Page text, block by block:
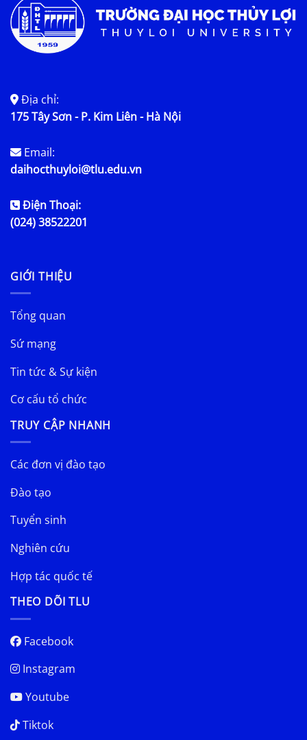
Địa chỉ:
175 Tây Sơn - P. Kim Liên - Hà Nội
Email:
daihocthuyloi@tlu.edu.vn
Điện Thoại:
(024) 38522201
GIỚI THIỆU
Tổng quan
Sứ mạng
Tin tức & Sự kiện
Cơ cấu tổ chức
TRUY CẬP NHANH
Các đơn vị đào tạo
Đào tạo
Tuyển sinh
Nghiên cứu
Hợp tác quốc tế
THEO DÕI TLU
Facebook
Instagram
Youtube
Tiktok